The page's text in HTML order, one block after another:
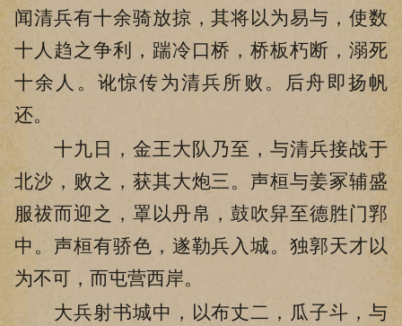
闻清兵有十余骑放掠，其将以为易与，使数
十人趋之争利，踹冷口桥，桥板朽断，溺死
十余人。讹惊传为清兵所败。后舟即扬帆
还。
十九日，金王大队乃至，与清兵接战于
北沙，败之，获其大炮三。声桓与姜冢辅盛
服祓而迎之，罩以丹帛，鼓吹舁至德胜门郛
中。声桓有骄色，遂勒兵入城。独郭天才以
为不可，而屯营西岸。
大兵射书城中，以布丈二，瓜子斗，与